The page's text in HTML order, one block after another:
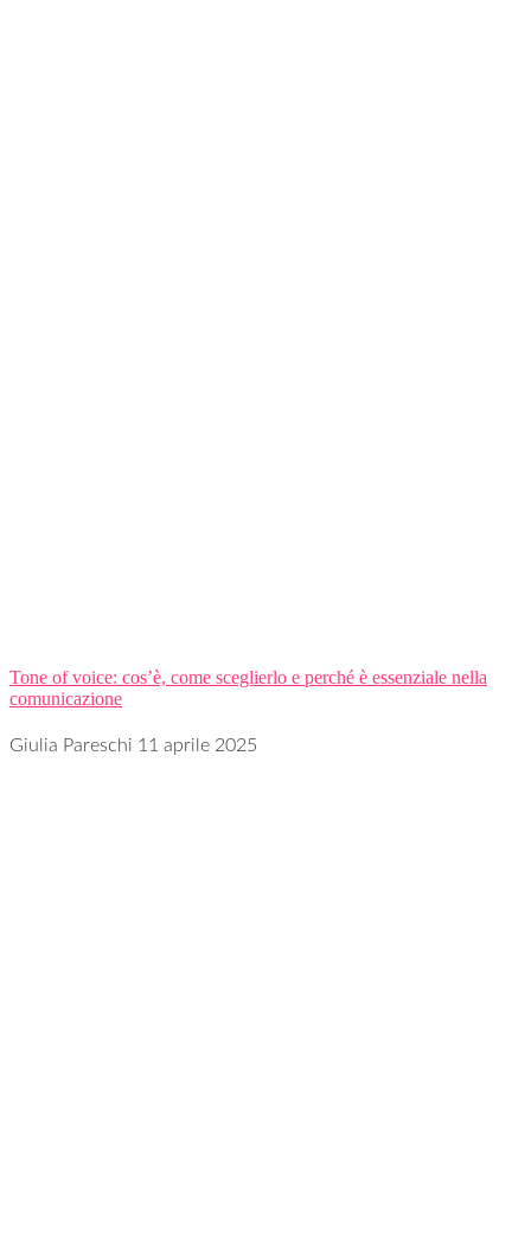
Tone of voice: cos’è, come sceglierlo e perché è essenziale nella
comunicazione
Giulia Pareschi 11 aprile 2025